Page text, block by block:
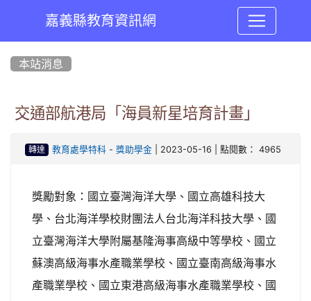
嘉義縣教育資訊網
本站消息
交通部航港局「海員新星培育計畫」
轉達 教育處學特科- 獎助學金| 2023-05-16 | 點閱數： 4965
獎勵對象：國立臺灣海洋大學、國立高雄科技大
學、台北海洋學校財團法人台北海洋科技大學、國
立臺灣海洋大學附屬基隆海事高級中等學校、國立
蘇澳高級海事水產職業學校、國立臺南高級海事水
產職業學校、國立東港高級海事水產職業學校、國